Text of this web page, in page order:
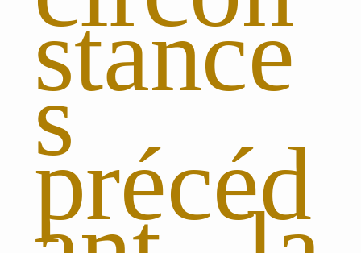
stance
s
précéd